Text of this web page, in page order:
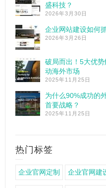
盛科技？
2026年3月30日
企业网站建设如何
2026年3月26日
破局而出！5大优
动海外市场
2025年11月25日
为什么90%成功的
首要战略？
2025年11月25日
热门标签
企业官网定制 企业官网建